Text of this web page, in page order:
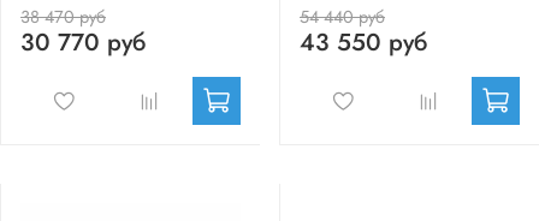
38 470 руб
30 770 руб
54 440 руб
43 550 руб